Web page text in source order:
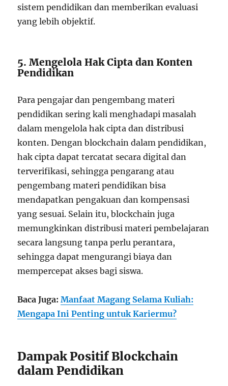
sistem pendidikan dan memberikan evaluasi
yang lebih objektif.
5. Mengelola Hak Cipta dan Konten
Pendidikan
Para pengajar dan pengembang materi
pendidikan sering kali menghadapi masalah
dalam mengelola hak cipta dan distribusi
konten. Dengan blockchain dalam pendidikan,
hak cipta dapat tercatat secara digital dan
terverifikasi, sehingga pengarang atau
pengembang materi pendidikan bisa
mendapatkan pengakuan dan kompensasi
yang sesuai. Selain itu, blockchain juga
memungkinkan distribusi materi pembelajaran
secara langsung tanpa perlu perantara,
sehingga dapat mengurangi biaya dan
mempercepat akses bagi siswa.
Baca Juga:Manfaat Magang Selama Kuliah:
Mengapa Ini Penting untuk Kariermu?
Dampak Positif Blockchain
dalam Pendidikan